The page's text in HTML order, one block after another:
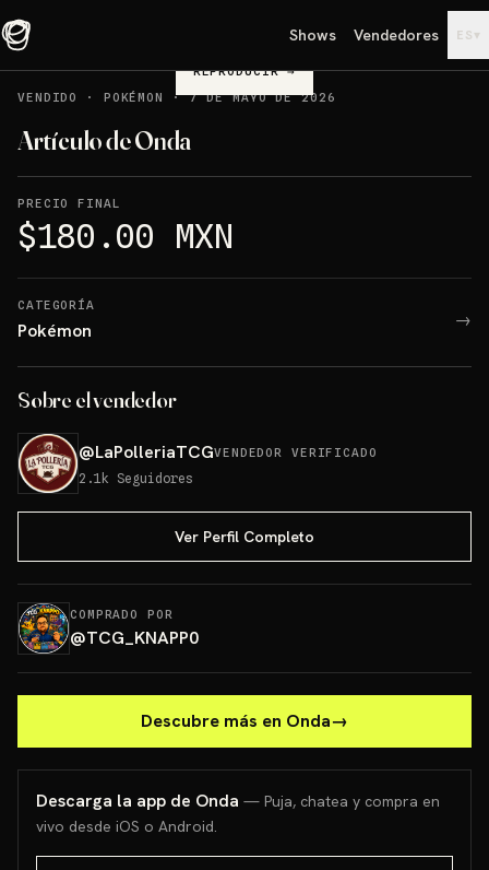
Shows Vendedores ES ▾
REPRODUCIR→
VENDIDO
· POKÉMON ·7 DE MAYO DE 2026
Artículo de Onda
PRECIO FINAL
$180.00 MXN
CATEGORÍA
Pokémon →
Sobre el vendedor
@LaPolleriaTCGVENDEDOR VERIFICADO
2.1k Seguidores
Ver Perfil Completo
COMPRADO POR
@TCG_KNAPP0
Descubre más en Onda→
Descarga la app de Onda — Puja, chatea y compra en
vivo desde iOS o Android.